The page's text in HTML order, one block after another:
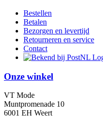
Bestellen
Betalen
Bezorgen en levertijd
Retourneren en service
Contact
Onze winkel
VT Mode
Muntpromenade 10
6001 EH Weert